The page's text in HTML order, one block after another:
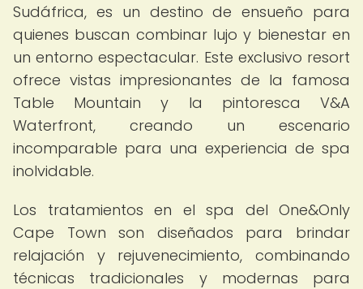
Sudáfrica, es un destino de ensueño para
quienes buscan combinar lujo y bienestar en
un entorno espectacular. Este exclusivo resort
ofrece vistas impresionantes de la famosa
Table Mountain y la pintoresca V&A
Waterfront, creando un escenario
incomparable para una experiencia de spa
inolvidable.
Los tratamientos en el spa del One&Only
Cape Town son diseñados para brindar
relajación y rejuvenecimiento, combinando
técnicas tradicionales y modernas para